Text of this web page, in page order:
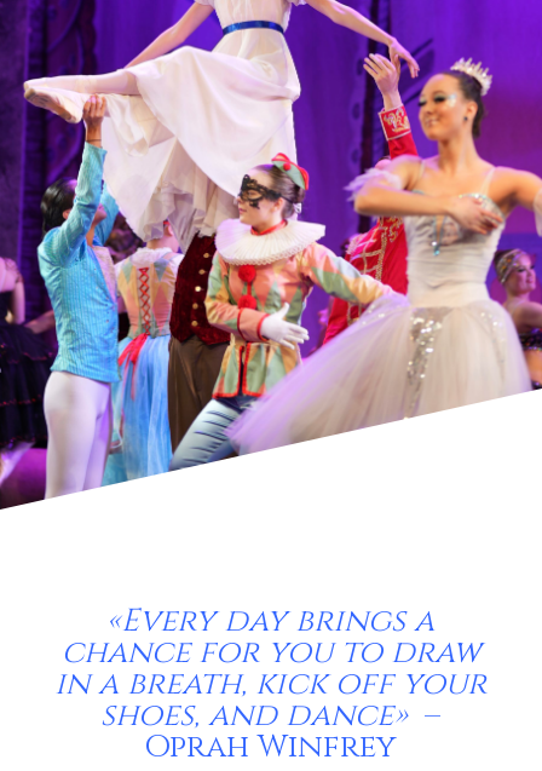
«Every day brings a
chance for you to draw
in a breath, kick off your
shoes, and dance»–
Oprah Winfrey